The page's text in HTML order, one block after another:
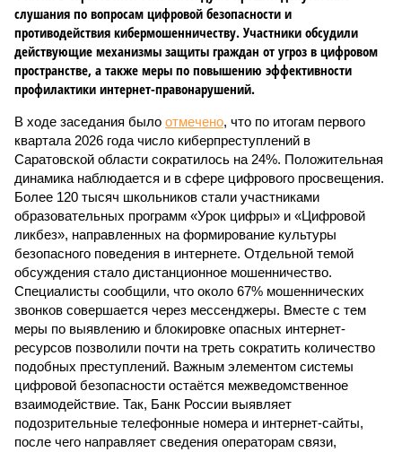
слушания по вопросам цифровой безопасности и
противодействия кибермошенничеству. Участники обсудили
действующие механизмы защиты граждан от угроз в цифровом
пространстве, а также меры по повышению эффективности
профилактики интернет-правонарушений.
В ходе заседания было отмечено, что по итогам первого
квартала 2026 года число киберпреступлений в
Саратовской области сократилось на 24%. Положительная
динамика наблюдается и в сфере цифрового просвещения.
Более 120 тысяч школьников стали участниками
образовательных программ «Урок цифры» и «Цифровой
ликбез», направленных на формирование культуры
безопасного поведения в интернете. Отдельной темой
обсуждения стало дистанционное мошенничество.
Специалисты сообщили, что около 67% мошеннических
звонков совершается через мессенджеры. Вместе с тем
меры по выявлению и блокировке опасных интернет-
ресурсов позволили почти на треть сократить количество
подобных преступлений. Важным элементом системы
цифровой безопасности остаётся межведомственное
взаимодействие. Так, Банк России выявляет
подозрительные телефонные номера и интернет-сайты,
после чего направляет сведения операторам связи,